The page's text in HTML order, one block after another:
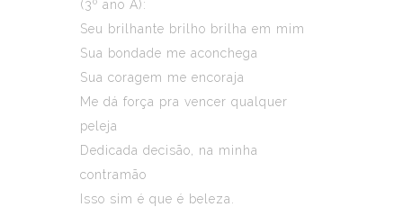
(3º ano A):
Seu brilhante brilho brilha em mim
Sua bondade me aconchega
Sua coragem me encoraja
Me dá força pra vencer qualquer
peleja
Dedicada decisão, na minha
contramão
Isso sim é que é beleza.